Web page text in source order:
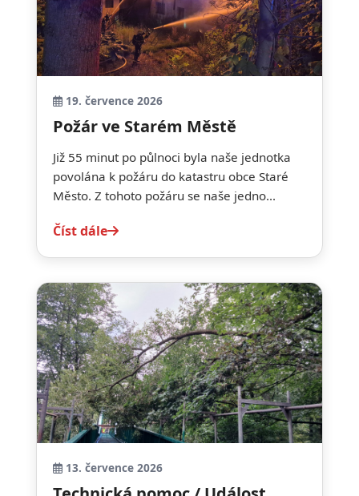
19. července 2026
Požár ve Starém Městě
Již 55 minut po půlnoci byla naše jednotka
povolána k požáru do katastru obce Staré
Město. Z tohoto požáru se naše jedno...
Číst dále
13. července 2026